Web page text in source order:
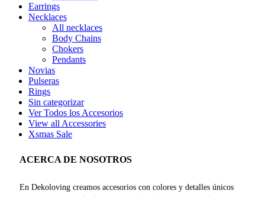
Earrings
Necklaces
All necklaces
Body Chains
Chokers
Pendants
Novias
Pulseras
Rings
Sin categorizar
Ver Todos los Accesorios
View all Accessories
Xsmas Sale
ACERCA DE NOSOTROS
En Dekoloving creamos accesorios con colores y detalles únicos